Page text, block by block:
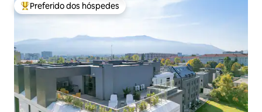
Entre os melhores preferidos dos hóspedes
Preferido dos hóspedes